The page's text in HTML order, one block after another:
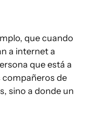
que cuando
a internet a
que está a
compañeros de
sino a donde un